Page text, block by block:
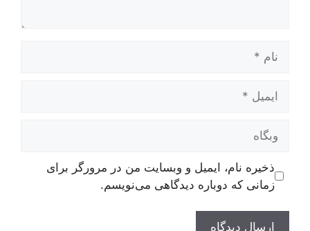
وبگاه
ذخیره نام، ایمیل و وبسایت من در مرورگر برای
زمانی که دوباره دیدگاهی می‌نویسم.